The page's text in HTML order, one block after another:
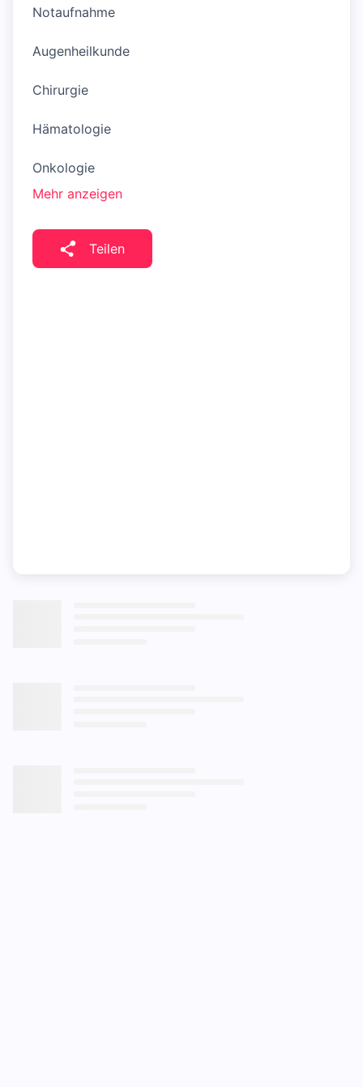
Notaufnahme
Augenheilkunde
Chirurgie
Hämatologie
Onkologie
Mehr anzeigen
Teilen